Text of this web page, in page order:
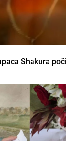
Shakura